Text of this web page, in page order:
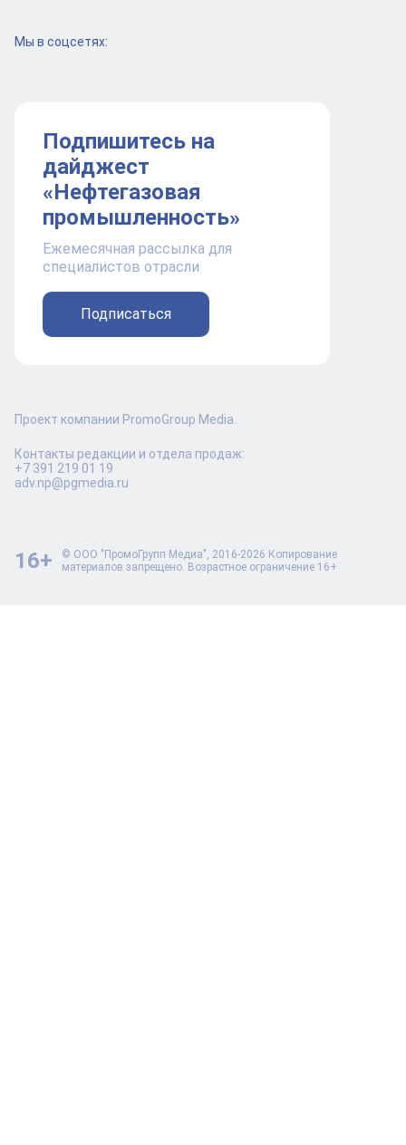
Мы в соцсетях:
Подпишитесь на
дайджест
«Нефтегазовая
промышленность»
Ежемесячная рассылка для
специалистов отрасли
Подписаться
Проект компании PromoGroup Media.
Контакты редакции и отдела продаж:
+7 391 219 01 19
adv.np@pgmedia.ru
© ООО "ПромоГрупп Медиа", 2016-2026 Копирование
материалов запрещено. Возрастное ограничение 16+
16+